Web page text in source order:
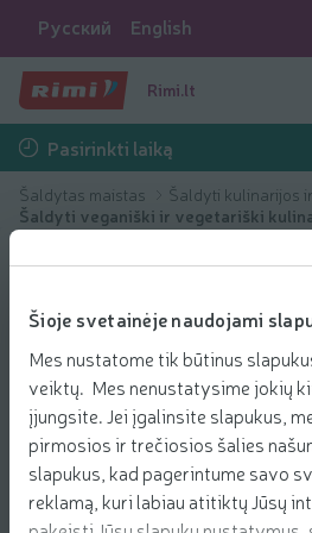
Šioje svetainėje naudojami
Mes nustatome tik būtinus
veiktų. Mes nenustatysime jokių
įjungsite. Jei įgalinsite slapukus,
pirmosios ir trečiosios šalies
slapukus, kad pagerintume savo
reklamą, kuri labiau atitiktų Jūsų
Русский English
Rimi.lt
Pasirinkti laiką
Šaldytas maistas
Šaldyti kulinarijos
Šaldyti veganiški ir vegetariški